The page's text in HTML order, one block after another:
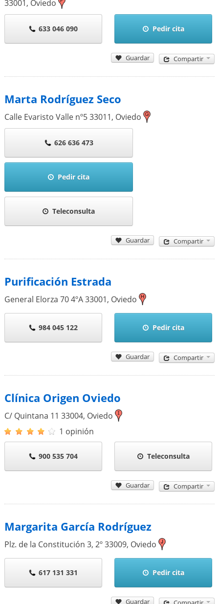
33001 , Oviedo
633 046 090 Pedir cita
Guardar Compartir
Marta Rodríguez Seco
Calle Evaristo Valle nº533011, Oviedo
626 636 473
Pedir cita
Teleconsulta
Guardar Compartir
Purificación Estrada
General Elorza 70 4ºA33001, Oviedo
984 045 122 Pedir cita
Guardar Compartir
Clínica Origen Oviedo
C/ Quintana 11 33004, Oviedo
1 opinión
900 535 704 Teleconsulta
Guardar Compartir
Margarita García Rodríguez
Plz. de la Constitución 3, 2º33009, Oviedo
617 131 331 Pedir cita
Guardar